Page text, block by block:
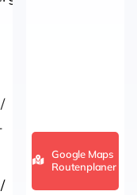
Google Maps
Routenplaner